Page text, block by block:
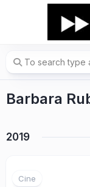
Barbara
2019
Cine